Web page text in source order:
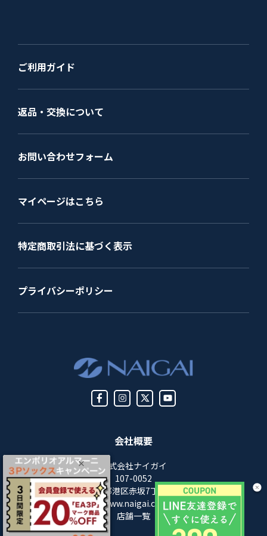
会社概要
株式会社ナイガイ
107-0052
東京都港区赤坂7丁目8-5
https://www.naigai.co.jp/corp/
店舗一覧
ご利用ガイド
返品・交換について
お問い合わせフォーム
マイページはこちら
特定商取引法に基づく表示
プライバシーポリシー